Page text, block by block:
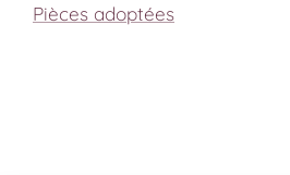
Pièces adoptées